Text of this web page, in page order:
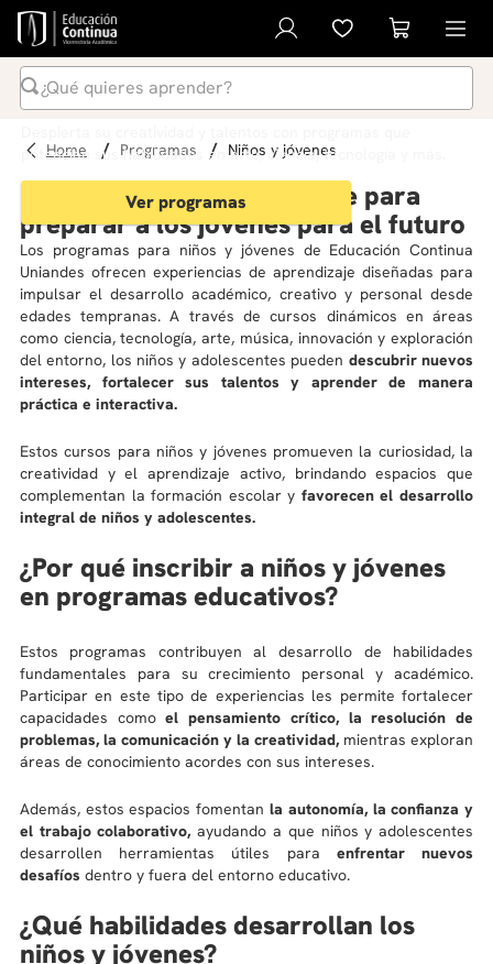
¿Qué quieres aprender?
Programas para niños y
jóvenes
potencian sus habilidades en arte, ciencia, tecnología y más.
Ver programas
programas niños y jóvenes
Experiencias de aprendizaje para
preparar a los jóvenes para el futuro
Los programas para niños y jóvenes de Educación Continua
Uniandes ofrecen experiencias de aprendizaje diseñadas para
impulsar el desarrollo académico, creativo y personal desde
edades tempranas. A través de cursos dinámicos en áreas
como ciencia, tecnología, arte, música, innovación y exploración
del entorno, los niños y adolescentes pueden descubrir nuevos
intereses, fortalecer sus talentos y aprender de manera
práctica e interactiva.
Estos cursos para niños y jóvenes promueven la curiosidad, la
creatividad y el aprendizaje activo, brindando espacios que
complementan la formación escolar y favorecen el desarrollo
integral de niños y adolescentes.
¿Por qué inscribir a niños y jóvenes
en programas educativos?
Estos programas contribuyen al desarrollo de habilidades
fundamentales para su crecimiento personal y académico.
Participar en este tipo de experiencias les permite fortalecer
capacidades comoel pensamiento crítico, la resolución de
problemas, la comunicación y la creatividad, mientras exploran
áreas de conocimiento acordes con sus intereses.
Además, estos espacios fomentan la autonomía, la confianza y
el trabajo colaborativo, ayudando a que niños y adolescentes
desarrollen herramientas útiles para enfrentar nuevos
desafíos dentro y fuera del entorno educativo.
¿Qué habilidades desarrollan los
niños y jóvenes?
.
inteligencia artificial
3.
curso
4.
diplomado
5.
global english program
6.
inglés
7.
liderazgo
9.
derecho
10
diseño